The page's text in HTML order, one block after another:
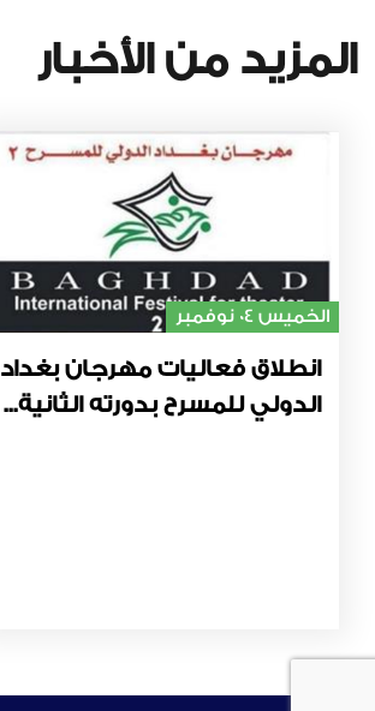
المزيد من الأخبار
الخميس 04 نوفمبر
انطلاق فعاليات مهرجان بغداد
الدولي للمسرح بدورته الثانية...